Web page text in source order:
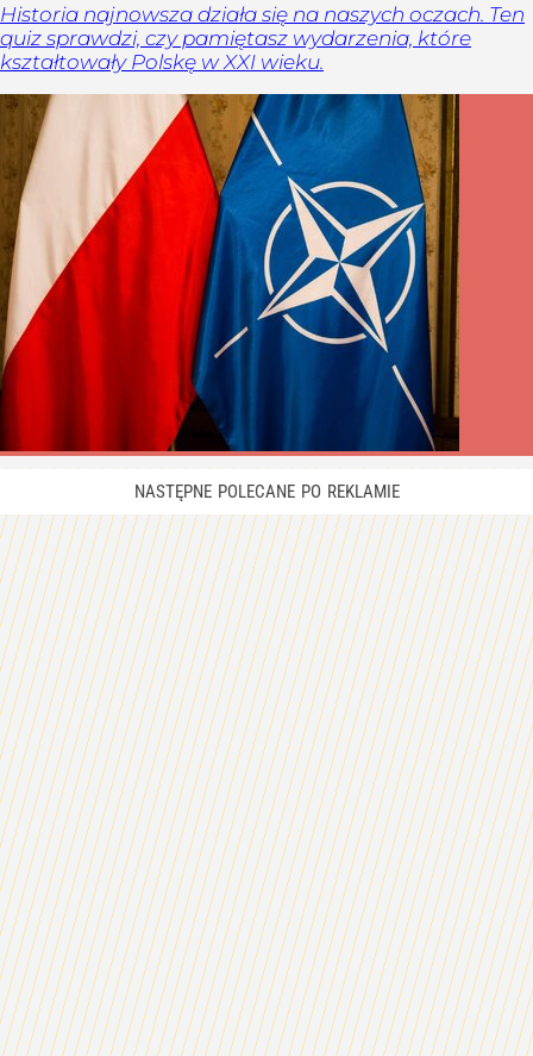
Historia najnowsza działa się na naszych oczach. Ten
quiz sprawdzi, czy pamiętasz wydarzenia, które
kształtowały Polskę w XXI wieku.